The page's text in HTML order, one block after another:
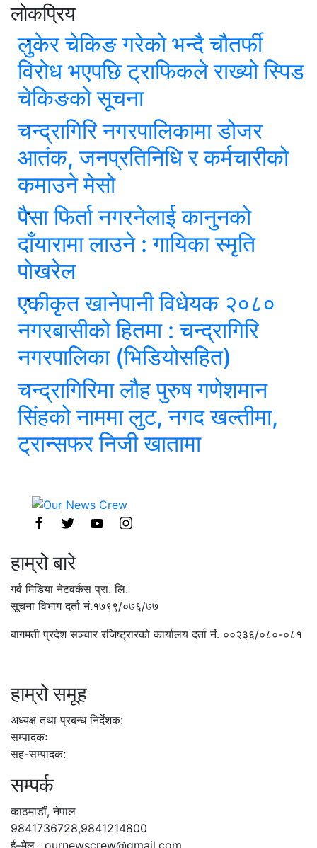
लोकप्रिय
लुकेर चेकिङ गरेको भन्दै चौतर्फी
विरोध भएपछि ट्राफिकले राख्यो स्पिड
चेकिङको सूचना
चन्द्रागिरि नगरपालिकामा डोजर
आतंक, जनप्रतिनिधि र कर्मचारीको
कमाउने मेसो
पैसा फिर्ता नगरनेलाई कानुनको
दाँयारामा लाउने : गायिका स्‍मृति
पोखरेल
एकीकृत खानेपानी विधेयक २०८०
नगरबासीको हितमा : चन्द्रागिरि
नगरपालिका (भिडियोसहित)
चन्द्रागिरिमा लौह पुरुष गणेशमान
सिंहको नाममा लुट, नगद खल्तीमा,
ट्रान्सफर निजी खातामा
हाम्रो बारे
गर्व मिडिया नेटवर्कस प्रा. लि.
सूचना विभाग दर्ता नं.१७९९/०७६/७७
बागमती प्रदेश सञ्चार रजिष्ट्रारको कार्यालय दर्ता नंं. ००२३६/०८०-०८१
हाम्रो समूह
अध्यक्ष तथा प्रबन्ध निर्देशक:
सम्पादकः
सह-सम्पादक:
सम्पर्क
काठमाडौं, नेपाल
9841736728,9841214800